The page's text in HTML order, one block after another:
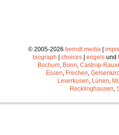
© 2005-2026 berndt media |
biograph | choices | engels und
Bochum Bonn Castrop-
Essen Frechen
Leverkusen Lünen
Recklinghausen